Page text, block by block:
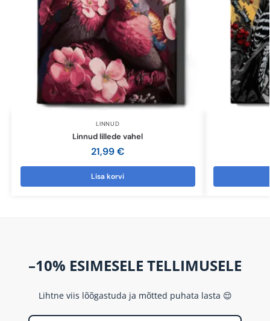
LINNUD
Linnud lillede vahel
21,99€
Lisa korvi
–10% ESIMESELE TELLIMUSELE
Lihtne viis lõõgastuda ja mõtted puhata lasta 😌